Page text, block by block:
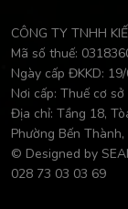
CÔNG TY TNHH
Mã số thuế:
Ngày cấp ĐKKD:
Nơi cấp: Thuế cơ
Địa chỉ: Tầng 18,
Phường Bến
© Designed by
028 73 03 03 69